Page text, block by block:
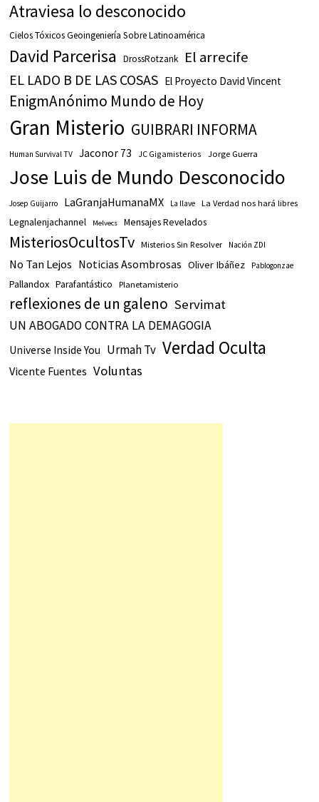
Atraviesa lo desconocido
Cielos Tóxicos Geoingeniería Sobre Latinoamérica
David Parcerisa DrossRotzank El arrecife
EL LADO B DE LAS COSAS El Proyecto David Vincent
EnigmAnónimo Mundo de Hoy
Gran Misterio GUIBRARI INFORMA
Human Survival TV Jaconor 73 JC Gigamisterios Jorge Guerra
Jose Luis de Mundo Desconocido
Josep Guijarro LaGranjaHumanaMX La llave La Verdad nos hará libres
Legnalenjachannel Melvecs Mensajes Revelados
MisteriosOcultosTv Misterios Sin Resolver Nación ZDI
No Tan Lejos Noticias Asombrosas Oliver Ibáñez Pablogonzae
Pallandox Parafantástico Planetamisterio
reflexiones de un galeno Servimat
UN ABOGADO CONTRA LA DEMAGOGIA
Universe Inside You Urmah Tv Verdad Oculta
Vicente Fuentes Voluntas